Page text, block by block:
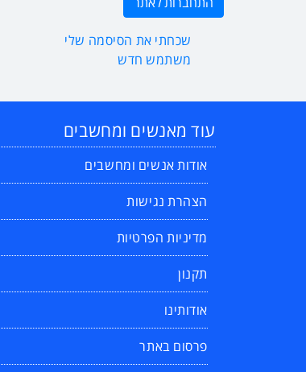
שכחתי את הסיסמה שלי
משתמש חדש
עוד מאנשים ומחשבים
אודות אנשים ומחשבים
הצהרת נגישות
מדיניות הפרטיות
תקנון
אודותינו
פרסום באתר